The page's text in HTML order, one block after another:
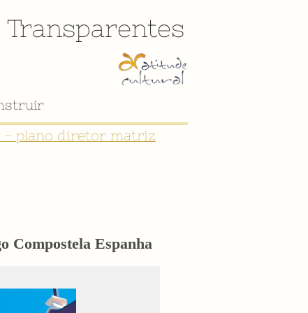
Transparentes
- plano diretor matriz
Compostela Espanha